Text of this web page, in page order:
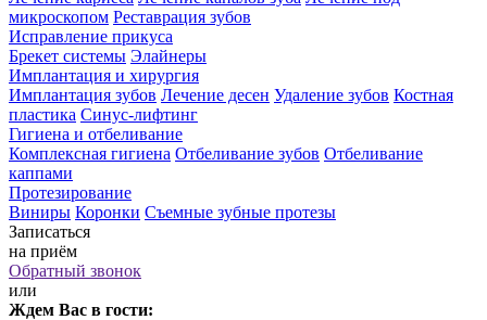
микроскопом Реставрация зубов
Исправление прикуса
Брекет системы Элайнеры
Имплантация и хирургия
Имплантация зубов Лечение десен Удаление зубов Костная
пластика Синус-лифтинг
Гигиена и отбеливание
Комплексная гигиена Отбеливание зубов Отбеливание
каппами
Протезирование
Виниры Коронки Съемные зубные протезы
Записаться
на приём
Обратный звонок
или
Ждем Вас в гости: